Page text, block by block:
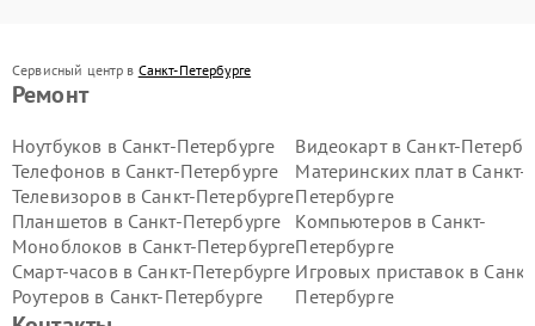
Сервисный центр в Санкт-Петербурге
Ремонт
Ноутбуков в Санкт-Петербурге
Телефонов в Санкт-Петербурге
Телевизоров в Санкт-Петербурге
Планшетов в Санкт-Петербурге
Моноблоков в Санкт-Петербурге
Смарт-часов в Санкт-Петербурге
Роутеров в Санкт-Петербурге
Видеокарт в Санкт-
Материнских плат в Санкт-
Петербурге
Компьютеров в Санкт-
Петербурге
Игровых приставок в
Петербурге